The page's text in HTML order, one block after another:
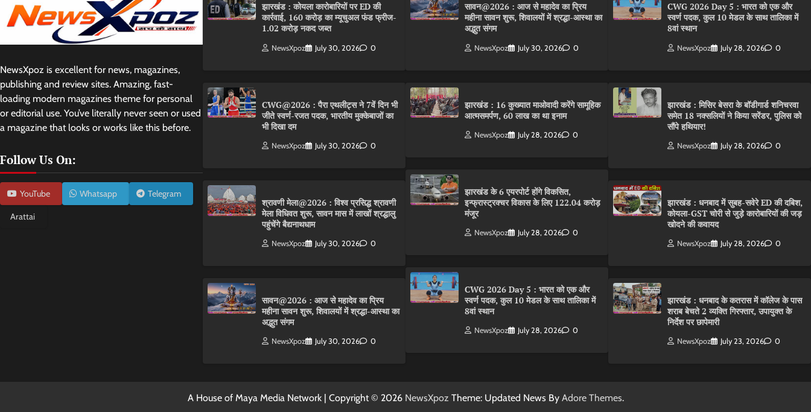
NewsXpoz is excellent for news, magazines,
publishing and review sites. Amazing, fast-
loading modern magazines theme for personal
or editorial use. You’ve literally never seen or used
a magazine that looks or works like this before.
Follow Us On:
YouTube Whatsapp Telegram
Arattai
झारखंड : कोयला कारोबारियों पर ED की
कार्रवाई, 160 करोड़ का म्यूचुअल फंड फ्रीज-
1.02 करोड़ नकद जब्त
NewsXpoz July 30, 2026 0
CWG@2026 : पैरा एथलीट्स ने 7वें दिन भी
जीते स्वर्ण-रजत पदक, भारतीय मुक्केबाजों का
भी दिखा दम
NewsXpoz July 30, 2026 0
श्रावणी मेला@2026 : विश्व प्रसिद्ध श्रावणी
मेला विधिवत शुरू, सावन मास में लाखों श्रद्धालु
पहुंचेंगे बैद्यनाथधाम
NewsXpoz July 30, 2026 0
सावन@2026 : आज से महादेव का प्रिय
महीना सावन शुरू, शिवालयों में श्रद्धा-आस्था का
अद्भुत संगम
NewsXpoz July 30, 2026 0
सावन@2026 : आज से महादेव का प्रिय
महीना सावन शुरू, शिवालयों में श्रद्धा-आस्था का
अद्भुत संगम
NewsXpoz July 30, 2026 0
झारखंड : 16 कुख्यात माओवादी करेंगे सामूहिक
आत्मसमर्पण, 60 लाख का था इनाम
NewsXpoz July 28, 2026 0
झारखंड के 6 एयरपोर्ट होंगे विकसित,
इन्फ्रास्ट्रक्चर विकास के लिए 122.04 करोड़
मंजूर
NewsXpoz July 28, 2026 0
CWG 2026 Day 5 : भारत को एक और
स्वर्ण पदक, कुल 10 मेडल के साथ तालिका में
8वां स्थान
NewsXpoz July 28, 2026 0
CWG 2026 Day 5 : भारत को एक और
स्वर्ण पदक, कुल 10 मेडल के साथ तालिका में
8वां स्थान
NewsXpoz July 28, 2026 0
झारखंड : मिसिर बेसरा के बॉडीगार्ड शनिचरवा
समेत 18 नक्सलियों ने किया सरेंडर, पुलिस को
सौंपे हथियार!
NewsXpoz July 28, 2026 0
झारखंड : धनबाद में सुबह-सवेरे ED की दबिश,
कोयला-GST चोरी से जुड़े कारोबारियों की जड़
खोदने की कवायद
NewsXpoz July 28, 2026 0
झारखंड : धनबाद के कतरास में कॉलेज के पास
शराब बेचते 2 व्यक्ति गिरफ्तार, उपायुक्त के
निर्देश पर छापेमारी
NewsXpoz July 23, 2026 0
A House of Maya Media Network | Copyright © 2026 NewsXpoz Theme: Updated News By Adore Themes.